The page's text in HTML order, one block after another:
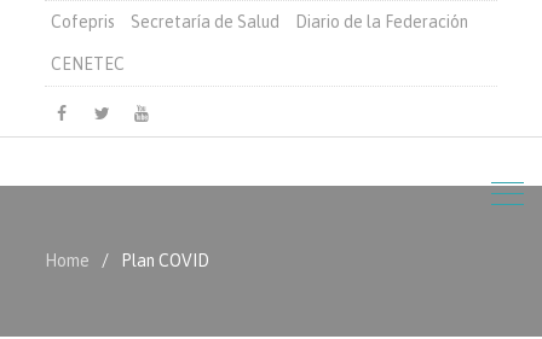
Cofepris Secretaría de Salud Diario de la Federación
CENETEC
Facebook
TwitterYoutube
Home Plan COVID